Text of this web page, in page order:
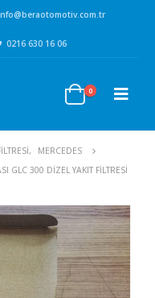
0216 630 16 06
0
,
MERCEDES
GLC 300 DIZEL YAKIT FILTRESI